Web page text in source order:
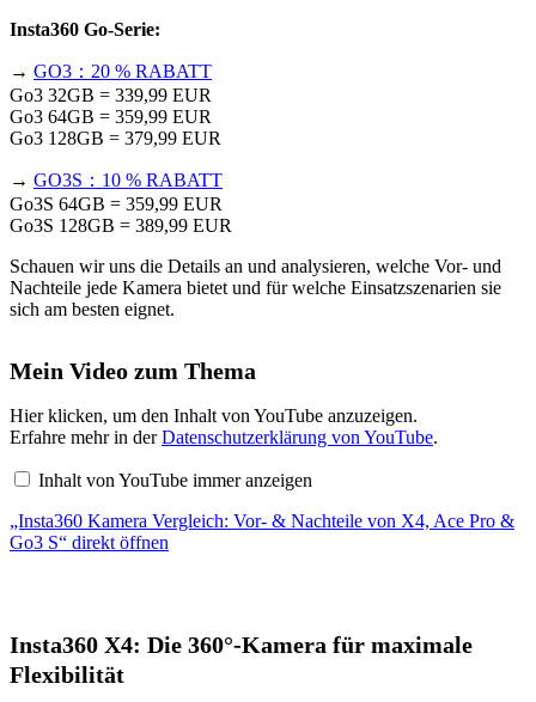
Insta360 Go-Serie:
→ GO3：20 % RABATT
Go3 32GB = 339,99 EUR
Go3 64GB = 359,99 EUR
Go3 128GB = 379,99 EUR
→ GO3S：10 % RABATT
Go3S 64GB = 359,99 EUR
Go3S 128GB = 389,99 EUR
Schauen wir uns die Details an und analysieren, welche Vor- und
Nachteile jede Kamera bietet und für welche Einsatzszenarien sie
sich am besten eignet.
Mein Video zum Thema
„Insta360
Kamera
Vergleich:
&
von
X4,
Ace
von
YouTube
anzeigen
Hier klicken, um den Inhalt von YouTube anzuzeigen.
Erfahre mehr in derDatenschutzerklärung von YouTube.
Inhalt von YouTube immer anzeigen
„Insta360 Kamera Vergleich: Vor- & Nachteile von X4, Ace Pro &
Go3 S“ direkt öffnen
Insta360 X4: Die 360°-Kamera für maximale
Flexibilität